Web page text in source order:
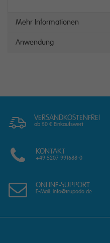
Mehr Informationen
Anwendung
VERSANDKOSTENFREI
ab 50 € Einkaufswert
KONTAKT
+49 5207 991688-0
ONLINE-SUPPORT
E-Mail: info@trupodo.de